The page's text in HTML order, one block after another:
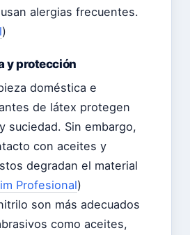
alergias frecuentes.
)
y protección
doméstica e
de látex protegen
suciedad. Sin embargo,
con aceites y
degradan el material
Profesional)
son más adecuados
como aceites,